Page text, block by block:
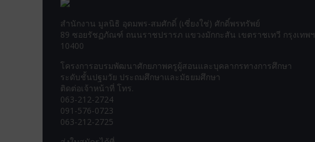
สำนักงาน มูลนิธิ อุดมพร-สมศักดิ์ (เซี่ยงใช่) ศักดิ์พรทรัพย์
89 ซอยรัชฏภัณฑ์ ถนนราชปรารภ แขวงมักกะสัน เขตราชเทวี กรุงเทพฯ
10400
โครงการอบรมพัฒนาศักยภาพครูผู้สอนและบุคลากรทางการศึกษา
ระดับชั้นปฐมวัย ประถมศึกษาและมัธยมศึกษา
ติดต่อเจ้าหน้าที่ โทร.
063-212-2724
091-576-0723
063-212-2725